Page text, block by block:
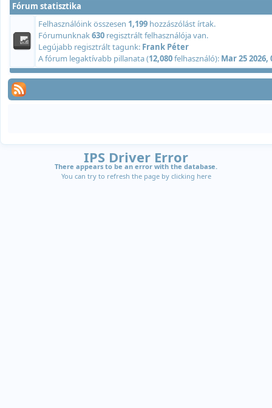
Fórum statisztika
Felhasználóink összesen 1,199 hozzászólást írtak.
Fórumunknak630 regisztrált felhasználója van.
Legújabb regisztrált tagunk: Frank Péter
A fórum legaktívabb pillanata (12,080felhasználó): Mar 25 2026,
IPS Driver Error
There appears to be an error with the database.
You can try to refresh the page by clicking here